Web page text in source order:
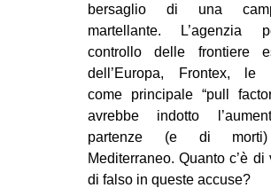
EUROPA
MEDIO ORIENTE
MONDO
EVENTI
in
bersaglio di una
martellante. L’agenzia
controllo delle frontiere
dell’Europa, Frontex, le
come principale “pull
avrebbe indotto
partenze (e di
Mediterraneo. Quanto c’è di
di falso in queste accuse?